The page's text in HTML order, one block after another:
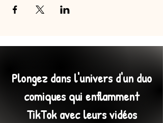
Plongez dans l'univers d'un duo
comiques qui enflamment
TikTok avec leurs vidéos